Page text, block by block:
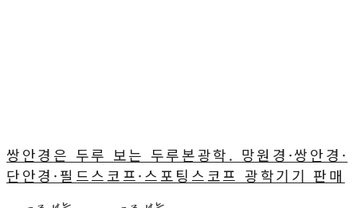
쌍안경은 두루 보는 두루본광학. 망원경·쌍안경·
단안경·필드스코프·스포팅스코프 광학기기 판매